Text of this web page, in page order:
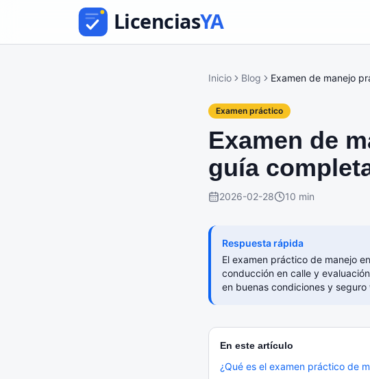
Inicio Blog Examen de manejo
Examen práctico
Examen de
guía
2026-02-28 10 min
Respuesta rápida
El examen práctico de manejo
conducción en calle y
en buenas condiciones y seguro
En este artículo
¿Qué es el examen práctico de